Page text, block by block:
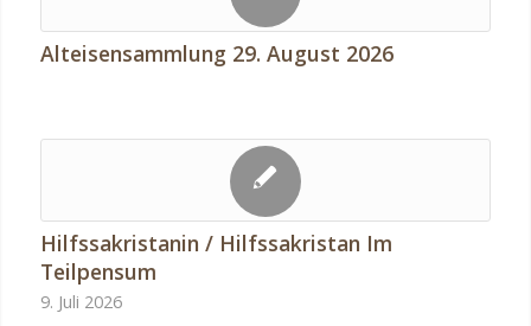
Alteisensammlung 29. August 2026
Hilfssakristanin / Hilfssakristan Im
Teilpensum
9. Juli 2026